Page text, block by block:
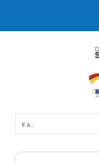
Ir a...